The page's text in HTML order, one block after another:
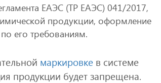
ЕАЭС (ТР ЕАЭС) 041/2017,
продукции, оформление
его требованиям.
маркировке в системе
продукции будет запрещена.